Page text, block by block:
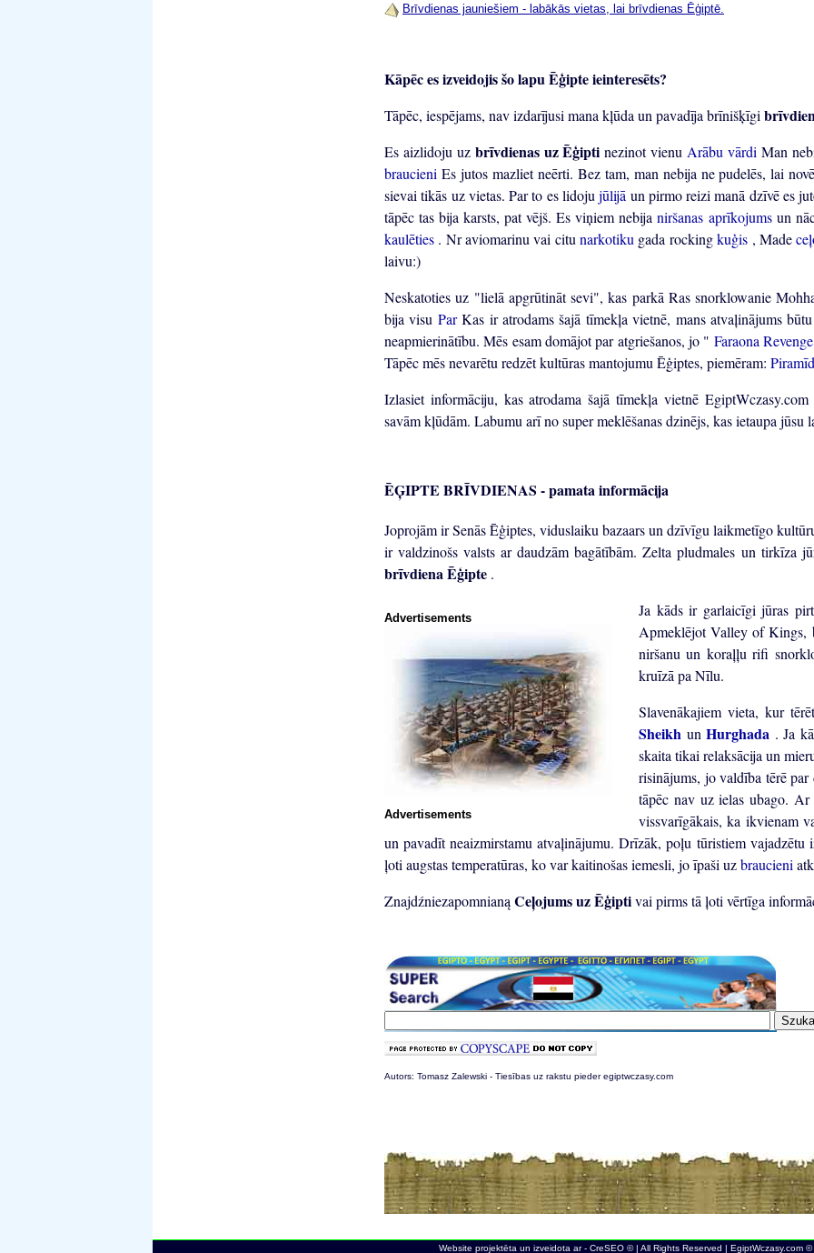
Brīvdienas jauniešiem - labākās vietas, lai brīvdienas Ēģiptē.
Kāpēc es izveidojis šo lapu Ēģipte ieinteresēts?
Tāpēc, iespējams, nav izdarījusi mana kļūda un pavadīja brīnišķīgi
Es aizlidoju uz brīvdienas uz Ēģiptinezinot vienu Arābu vārdi Man
braucieni Es jutos mazliet neērti. Bez tam, man nebija ne pudelēs, lai
sievai tikās uz vietas. Par to es lidojujūlijā un pirmo reizi manā dzīvē es
tāpēc tas bija karsts, pat vējš. Es viņiem nebijaniršanas aprīkojums un
kaulēties . Nr aviomarinu vai citunarkotiku gada rockingkuģis , Made
laivu:)
Neskatoties uz "lielā apgrūtināt sevi", kas parkā Ras snorklowanie
bija visu ParKas ir atrodams šajā tīmekļa vietnē, mans atvaļinājums
neapmierinātību. Mēs esam domājot par atgriešanos, jo " Faraona
Tāpēc mēs nevarētu redzēt kultūras mantojumu Ēģiptes, piemēram:
Izlasiet informāciju, kas atrodama šajā tīmekļa vietnē
savām kļūdām. Labumu arī no super meklēšanas dzinējs, kas ietaupa
ĒĢIPTE BRĪVDIENAS - pamata informācija
Joprojām ir Senās Ēģiptes, viduslaiku bazaars un dzīvīgu laikmetīgo
ir valdzinošs valsts ar daudzām bagātībām. Zelta pludmales un tirkīza
brīvdiena Ēģipte .
Advertisements
Advertisements
Ja kāds ir garlaicīgi jūras
Apmeklējot Valley of Kings,
niršanu un koraļļu rifi
kruīzā pa Nīlu.
Slavenākajiem vieta, kur
Sheikh unHurghada . Ja
skaita tikai relaksācija un
risinājums, jo valdība tērē par
tāpēc nav uz ielas ubago.
vissvarīgākais, ka ikvienam
un pavadīt neaizmirstamu atvaļinājumu. Drīzāk, poļu tūristiem vajadzētu
ļoti augstas temperatūras, ko var kaitinošas iemesli, jo īpaši uzbraucieni
ZnajdźniezapomnianąCeļojums uz Ēģiptivai pirms tā ļoti vērtīga
Autors: Tomasz Zalewski - Tiesības uz rakstu pieder egiptwczasy.com
Website projektēta un izveidota ar - CreSEO © | All Rights Reserved | EgiptWczasy.com